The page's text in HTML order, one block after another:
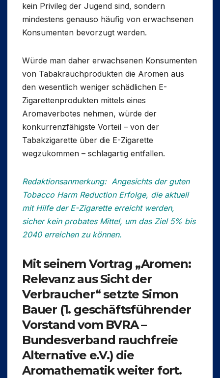
kein Privileg der Jugend sind, sondern
mindestens genauso häufig von erwachsenen
Konsumenten bevorzugt werden.
Würde man daher erwachsenen Konsumenten
von Tabakrauchprodukten die Aromen aus
den wesentlich weniger schädlichen E-
Zigarettenprodukten mittels eines
Aromaverbotes nehmen, würde der
konkurrenzfähigste Vorteil – von der
Tabakzigarette über die E-Zigarette
wegzukommen – schlagartig entfallen.
Redaktionsanmerkung: Angesichts der guten
Tobacco Harm Reduction Erfolge, die aktuell
mit Hilfe der E-Zigarette erreicht werden,
sicher kein probates Mittel, um das Ziel 5% bis
2040 erreichen zu können.
Mit seinem Vortrag „Aromen:
Relevanz aus Sicht der
Verbraucher“setzte Simon
Bauer (1. geschäftsführender
Vorstand vom BVRA –
Bundesverband rauchfreie
Alternative e.V.) die
Aromathematik weiter fort.